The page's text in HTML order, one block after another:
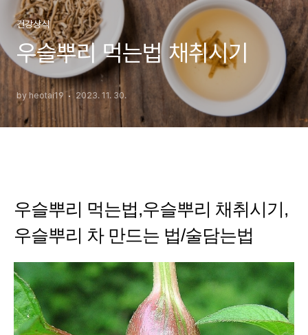
건강상식
우슬뿌리 먹는법 채취시기
by heotai19 2023. 11. 30.
우슬뿌리 먹는법,우슬뿌리 채취시기,
우슬뿌리 차 만드는 법/술담는법